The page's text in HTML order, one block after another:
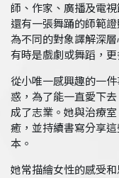
師、作家、廣播及電
還有一張舞踊的師範
為不同的對象譯解深
有時是戲劇或舞蹈，
從小唯一感興趣的一
惑，為了能一直愛下
成了志業。她與治療
癒，並持續書寫分享
本。
她常描繪女性的感受